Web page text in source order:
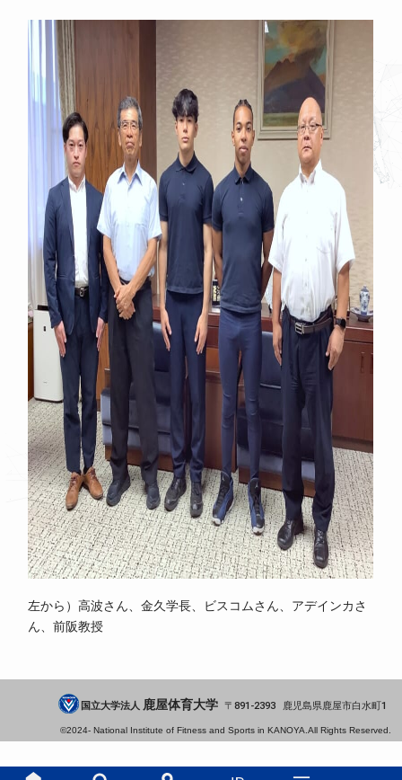
左から）高波さん、金久学長、ビスコムさん、アデインカさ
ん、前阪教授
国立大学法人 鹿屋体育大学 891-2393 鹿児島県鹿屋市白水町1
©2024- National Institute of Fitness and Sports in KANOYA.All Rights Reserved.